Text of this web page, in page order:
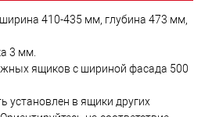
410-435 мм, глубина 473 мм,
3 мм.
ящиков с шириной фасада 500
установлен в ящики других